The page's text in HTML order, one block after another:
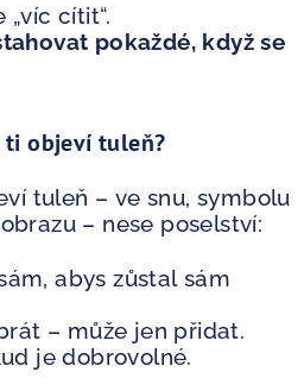
cítit“.
pokaždé, když se
ti objeví tuleň?
tuleň – ve snu, symbolu
– nese poselství:
abys zůstal sám
– může jen přidat.
je dobrovolné.